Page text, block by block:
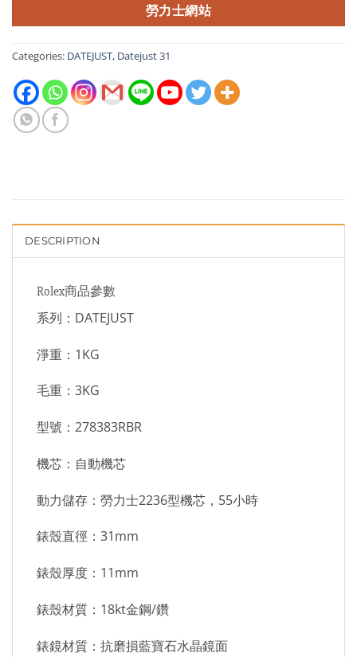
勞力士網站
Categories: DATEJUST, Datejust 31
DESCRIPTION
Rolex商品參數
系列：DATEJUST
淨重：1KG
毛重：3KG
型號：278383RBR
機芯：自動機芯
動力儲存：勞力士2236型機芯，55小時
錶殼直徑：31mm
錶殼厚度：11mm
錶殼材質：18kt金鋼/鑽
錶鏡材質：抗磨損藍寶石水晶鏡面